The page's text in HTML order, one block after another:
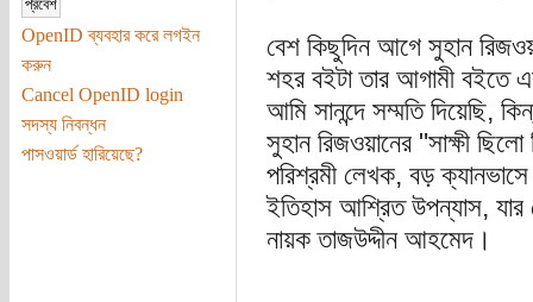
OpenID ব্যবহার করে লগইন
করুন
Cancel OpenID login
সদস্য নিবন্ধন
পাসওয়ার্ড হারিয়েছে?
বেশ কিছুদিন আগে সুহান
শহর বইটা তার আগামী বইতে
আমি সানন্দে সম্মতি দিয়েছি,
সুহান রিজওয়ানের "সাক্ষী
পরিশ্রমী লেখক, বড় ক্যানভাসে
ইতিহাস আশ্রিত উপন্যাস,
নায়ক তাজউদ্দীন আহমেদ।